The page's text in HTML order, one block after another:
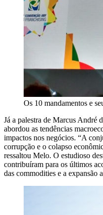
Os 10 mandamentos e
Já a palestra de Marcus André
abordou as tendências
impactos nos negócios. “A
corrupção e o colapso
ressaltou Melo. O estudioso
contribuíram para os últimos
das commodities e a expansão